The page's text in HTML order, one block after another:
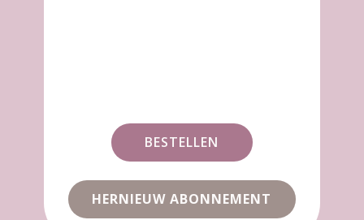
BESTELLEN
HERNIEUW ABONNEMENT